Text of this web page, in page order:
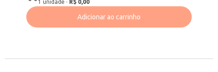
1 unidade · R$ 0,00
Adicionar ao carrinho